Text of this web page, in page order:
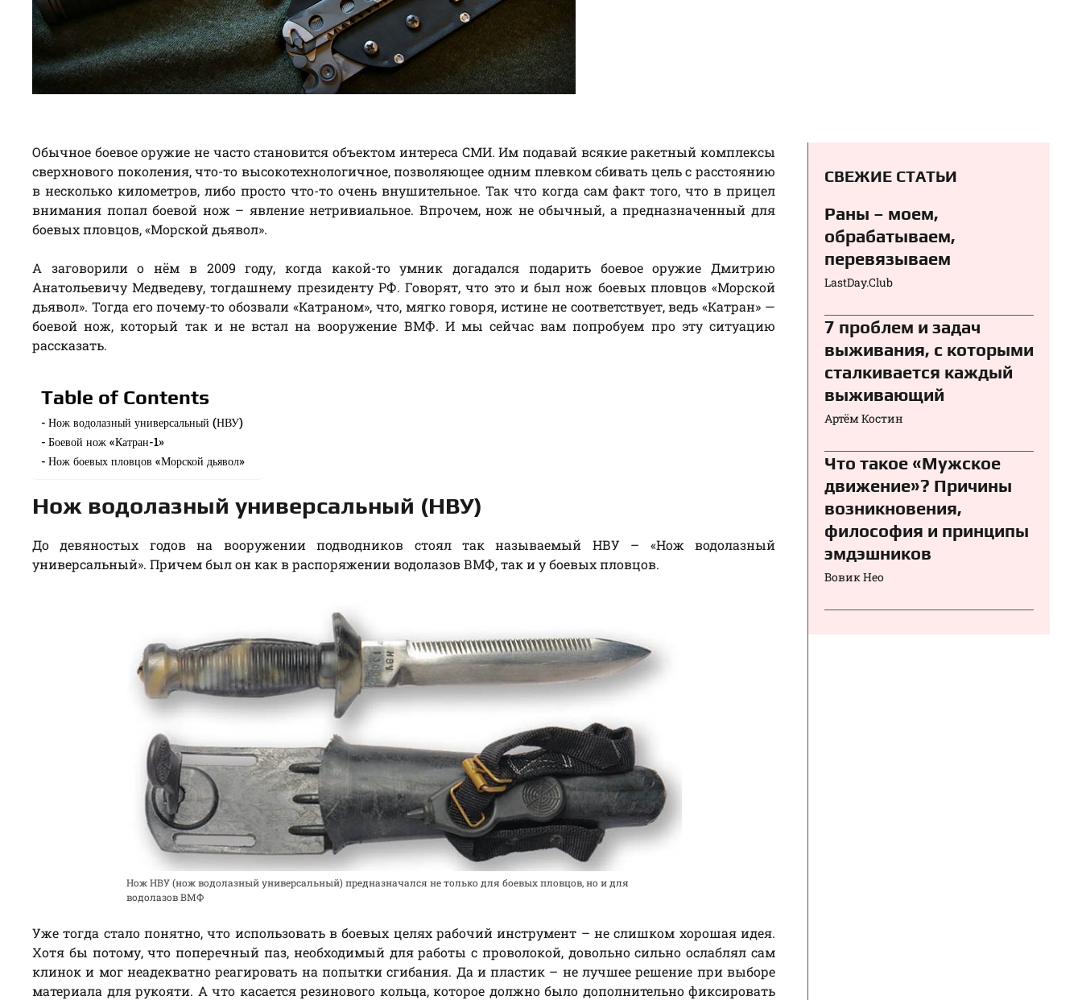
Обычное боевое оружие не часто становится объектом интереса СМИ. Им подавай всякие ракетный комплексы
сверхнового поколения, что-то высокотехнологичное, позволяющее одним плевком сбивать цель с расстоянию
в несколько километров, либо просто что-то очень внушительное. Так что когда сам факт того, что в прицел
внимания попал боевой нож – явление нетривиальное. Впрочем, нож не обычный, а предназначенный для
боевых пловцов, «Морской дьявол».
А заговорили о нём в 2009 году, когда какой-то умник догадался подарить боевое оружие Дмитрию
Анатольевичу Медведеву, тогдашнему президенту РФ. Говорят, что это и был нож боевых пловцов «Морской
дьявол». Тогда его почему-то обозвали «Катраном», что, мягко говоря, истине не соответствует, ведь «Катран» —
боевой нож, который так и не встал на вооружение ВМФ. И мы сейчас вам попробуем про эту ситуацию
рассказать.
Table of Contents
Нож водолазный универсальный (НВУ)
Боевой нож «Катран-1»
Нож боевых пловцов «Морской дьявол»
Нож водолазный универсальный (НВУ)
До девяностых годов на вооружении подводников стоял так называемый НВУ – «Нож водолазный
универсальный». Причем был он как в распоряжении водолазов ВМФ, так и у боевых пловцов.
Нож НВУ (нож водолазный универсальный) предназначался не только для боевых пловцов, но и для
водолазов ВМФ
Уже тогда стало понятно, что использовать в боевых целях рабочий инструмент – не слишком хорошая идея.
Хотя бы потому, что поперечный паз, необходимый для работы с проволокой, довольно сильно ослаблял сам
клинок и мог неадекватно реагировать на попытки сгибания. Да и пластик – не лучшее решение при выборе
материала для рукояти. А что касается резинового кольца, которое должно было дополнительно фиксировать
СВЕЖИЕ СТАТЬИ
Раны – моем,
обрабатываем,
перевязываем⁠⁠
LastDay.Club
7 проблем и задач
выживания, с которыми
сталкивается каждый
выживающий
Артём Костин
Что такое «Мужское
движение»? Причины
возникновения,
философия и принципы
эмдэшников
Вовик Нео